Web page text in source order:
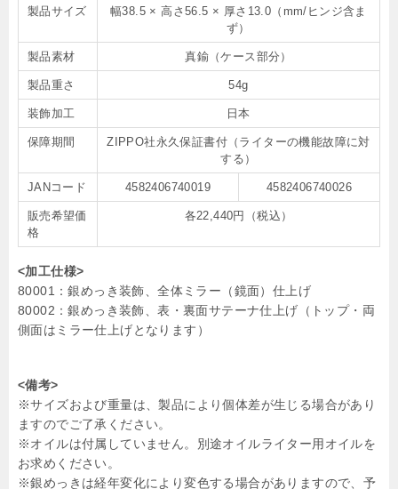
製品サイズ
幅38.5 × 高さ56.5 × 厚さ13.0（mm/ヒンジ含ま
ず）
製品素材 真鍮（ケース部分）
製品重さ 54g
装飾加工 日本
保障期間
ZIPPO社永久保証書付（ライターの機能故障に対
する）
JANコード 4582406740019 4582406740026
販売希望価
格
各22,440円（税込）
<加工仕様>
80001：銀めっき装飾、全体ミラー（鏡面）仕上げ
80002：銀めっき装飾、表・裏面サテーナ仕上げ（トップ・両
側面はミラー仕上げとなります）
<備考>
※サイズおよび重量は、製品により個体差が生じる場合があり
ますのでご了承ください。
※オイルは付属していません。別途オイルライター用オイルを
お求めください。
※銀めっきは経年変化により変色する場合がありますので、予